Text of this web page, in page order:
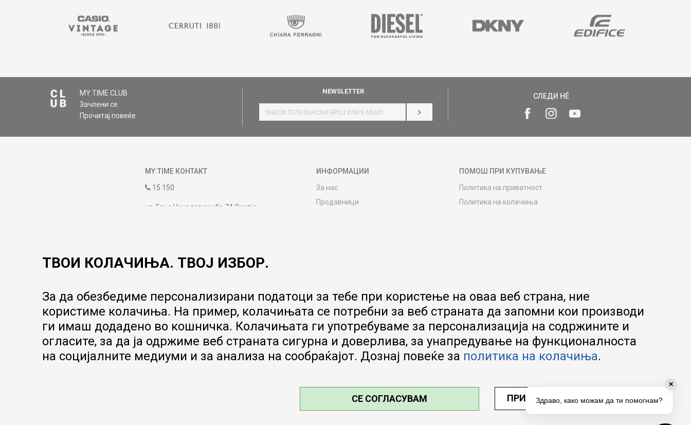
MY:TIME CLUB
Зачлени се
Прочитај повеќе
NEWSLETTER
НАЈАВИ СЕ
СЛЕДИ НÉ
MY:TIME КОНТАКТ
15 150
ул. Гоце Николовски бр.74 Скопје
09:00 до 17:00
ИНФОРМАЦИИ
За нас
Продавници
Гаранција за производ
Ценовник
ПОМОШ ПРИ КУПУВАЊЕ
Политика на приватност
Политика на колачиња
Product Finder
FAQs
ТВОИ КОЛАЧИЊА. ТВОЈ ИЗБОР.
За да обезбедиме персонализирани податоци за тебе при користење на оваа веб страна, ние
користиме колачиња. На пример, колачињата се потребни за веб страната да запомни кои производи
ги имаш додадено во кошничка. Колачињата ги употребуваме за персонализација на содржините и
огласите, за да ја одржиме веб страната сигурна и доверлива, за унапредување на функционалноста
на социјалните медиуми и за анализа на сообраќајот. Дознај повеќе за политика на колачиња.
ПРИЛАГОДИ ПОСТАВУВАЊА
СЕ СОГЛАСУВАМ
✕
Здраво, како можам да ти помогнам?